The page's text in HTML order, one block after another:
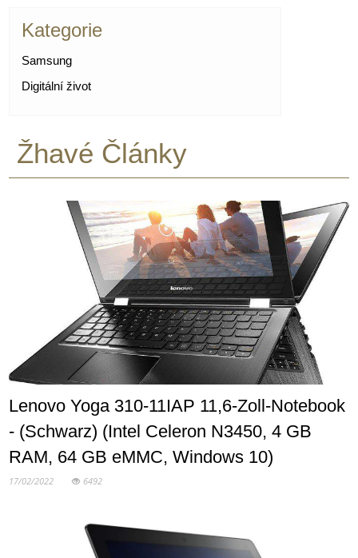
Kategorie
Samsung
Digitální život
Žhavé Články
Lenovo Yoga 310-11IAP 11,6-Zoll-Notebook
- (Schwarz) (Intel Celeron N3450, 4 GB
RAM, 64 GB eMMC, Windows 10)
17/02/2022 6492